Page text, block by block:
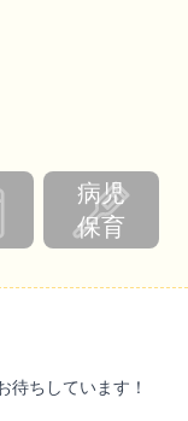
病児
保育
待ちしています！